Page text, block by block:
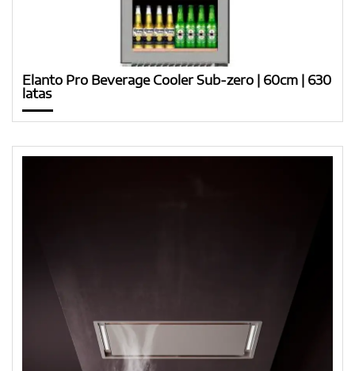
Elanto Pro Beverage Cooler Sub-zero | 60cm | 630
latas